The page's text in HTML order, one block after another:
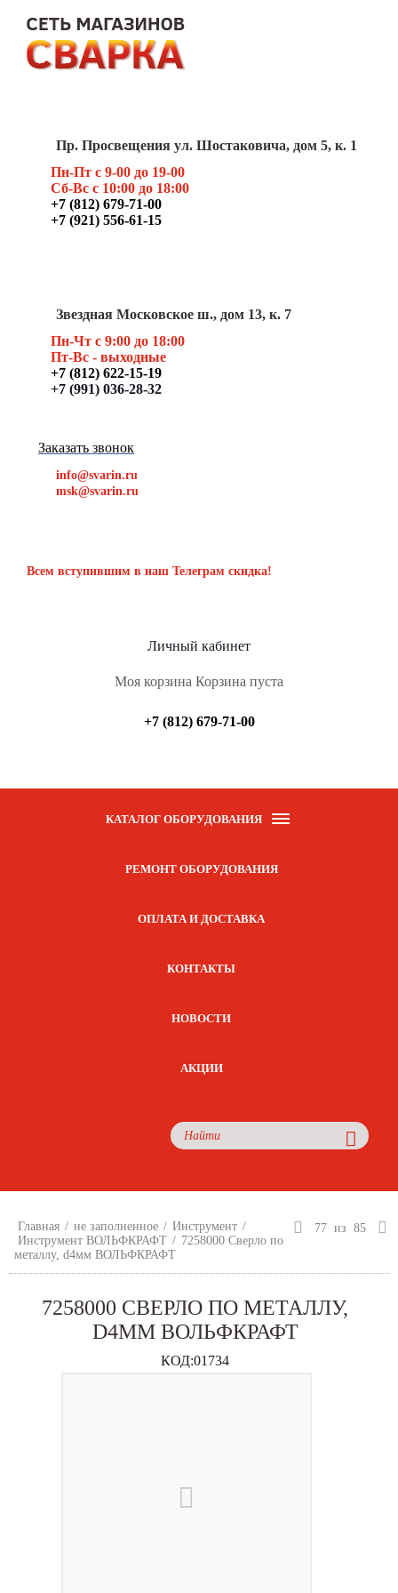
Пр. Просвещения ул. Шостаковича, дом 5, к. 1
Пн-Пт с 9-00 до 19-00
Сб-Вс с 10:00 до 18:00
+7 (812) 679-71-00
+7 (921) 556-61-15
Звездная Московское ш., дом 13, к. 7
Пн-Чт с 9:00 до 18:00
Пт-Вс - выходные
+7 (812) 622-15-19
+7 (991) 036-28-32
Заказать звонок
info@svarin.ru
msk@svarin.ru
Всем вступившим в наш Телеграм скидка!
Личный кабинет
Моя корзина Корзина пуста
+7 (812) 679-71-00
КАТАЛОГ ОБОРУДОВАНИЯ
РЕМОНТ ОБОРУДОВАНИЯ
ОПЛАТА И ДОСТАВКА
КОНТАКТЫ
НОВОСТИ
АКЦИИ
Главная / не заполненное / Инструмент /
Инструмент ВОЛЬФКРАФТ / 7258000 Сверло по
металлу, d4мм ВОЛЬФКРАФТ
77 из 85
7258000 СВЕРЛО ПО МЕТАЛЛУ,
D4ММ ВОЛЬФКРАФТ
КОД:01734